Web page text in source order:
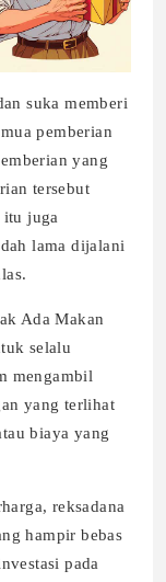
suka memberi
pemberian
yang
tersebut
juga
lama dijalani
Ada Makan
selalu
mengambil
yang terlihat
biaya yang
reksadana
hampir bebas
pada